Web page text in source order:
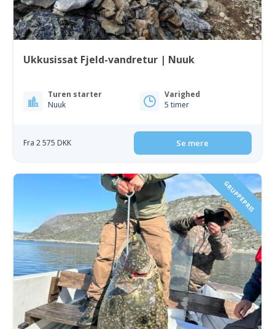
Ukkusissat Fjeld-vandretur | Nuuk
Turen starter
Nuuk
Varighed
5 timer
Fra 2 575 DKK Se mere
GRUPPEPRIS